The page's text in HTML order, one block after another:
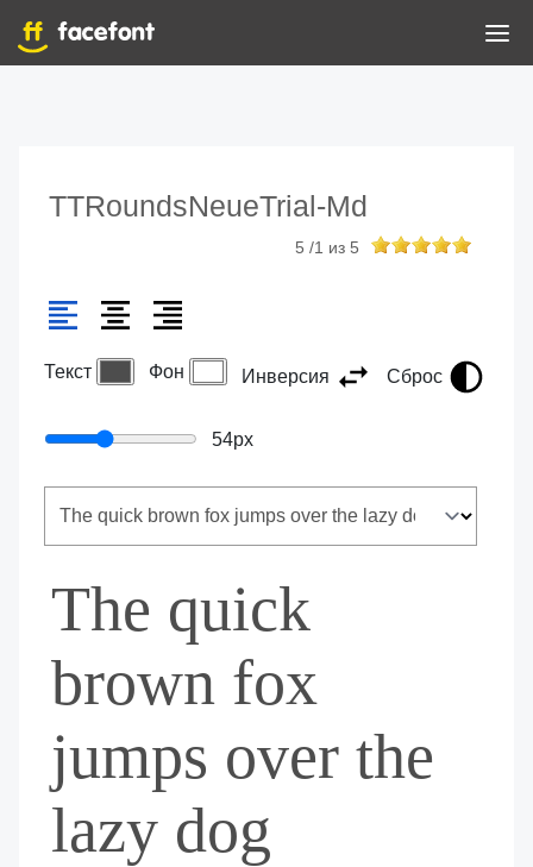
TTRoundsNeueTrial-Md
5 /1 из 5
Текст Фон Инверсия Сброс
54px
The quick
brown fox
jumps over the
lazy dog